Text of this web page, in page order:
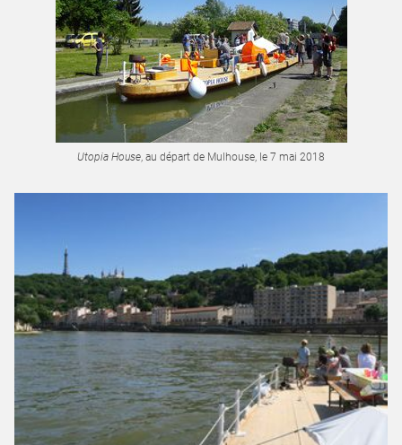
Utopia House, au départ de Mulhouse, le 7 mai 2018